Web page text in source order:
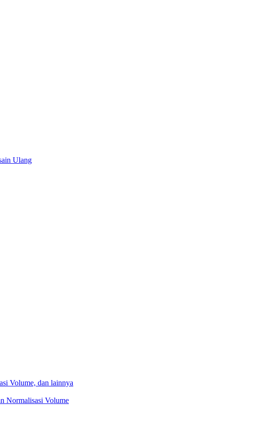
Ulang
Volume, dan lainnya
Normalisasi Volume